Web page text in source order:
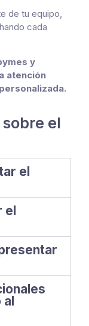
de tu equipo,
cada
y
atención
el
el